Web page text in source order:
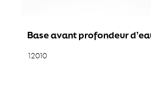
Base avant profondeur
12010